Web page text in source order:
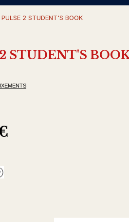
PULSE 2 STUDENT'S BOOK
STUDENT'S